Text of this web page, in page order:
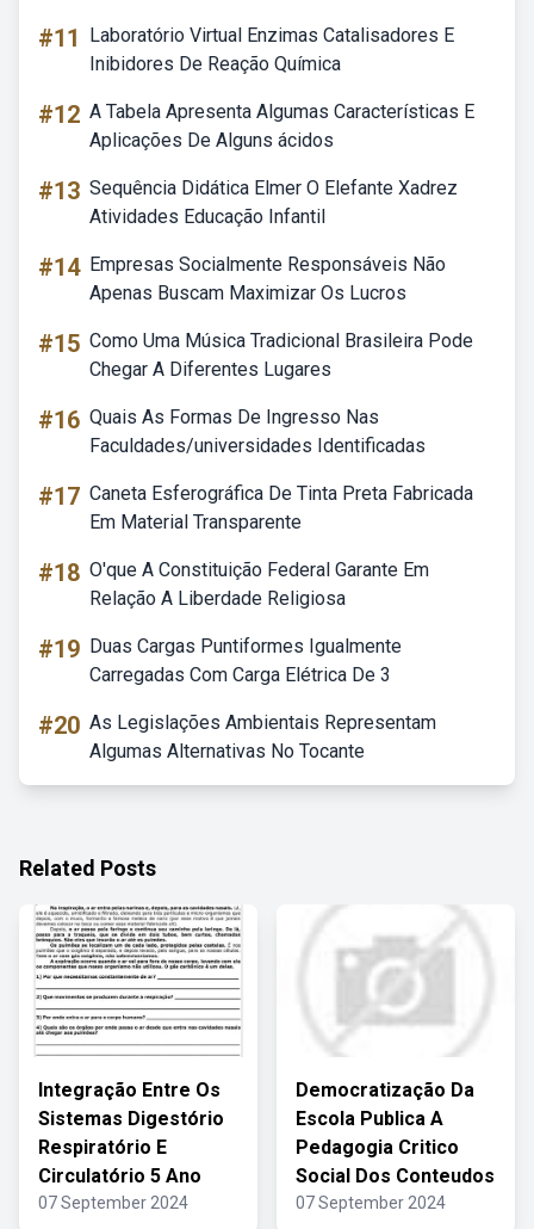
#11
Laboratório Virtual Enzimas Catalisadores E
Inibidores De Reação Química
#12 A Tabela Apresenta Algumas Características E
Aplicações De Alguns ácidos
#13 Sequência Didática Elmer O Elefante Xadrez
Atividades Educação Infantil
#14 Empresas Socialmente Responsáveis Não
Apenas Buscam Maximizar Os Lucros
#15 Como Uma Música Tradicional Brasileira Pode
Chegar A Diferentes Lugares
#16 Quais As Formas De Ingresso Nas
Faculdades/universidades Identificadas
#17 Caneta Esferográfica De Tinta Preta Fabricada
Em Material Transparente
#18 O'que A Constituição Federal Garante Em
Relação A Liberdade Religiosa
#19 Duas Cargas Puntiformes Igualmente
Carregadas Com Carga Elétrica De 3
#20 As Legislações Ambientais Representam
Algumas Alternativas No Tocante
Related Posts
Integração Entre Os
Sistemas Digestório
Respiratório E
Circulatório 5 Ano
07 September 2024
Democratização Da
Escola Publica A
Pedagogia Critico
Social Dos Conteudos
07 September 2024